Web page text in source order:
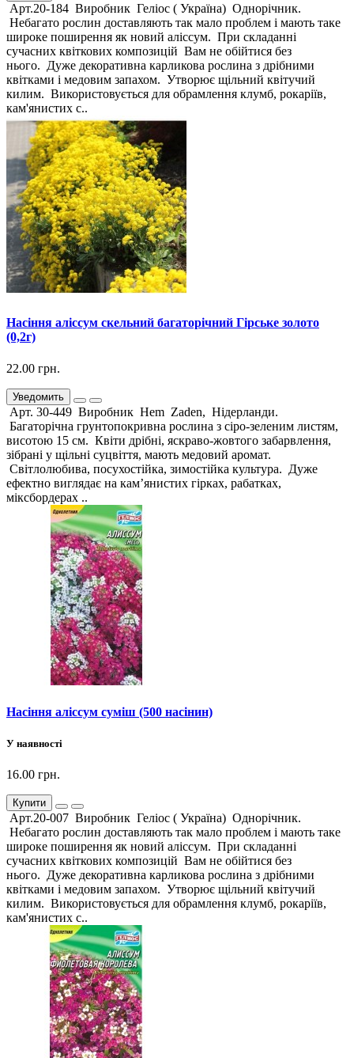
Арт.20-184 Виробник Геліос ( Україна) Однорічник.
Небагато рослин доставляють так мало проблем і мають таке
широке поширення як новий аліссум. При складанні
сучасних квіткових композицій Вам не обійтися без
нього. Дуже декоративна карликова рослина з дрібними
квітками і медовим запахом. Утворює щільний квітучий
килим. Використовується для обрамлення клумб, рокаріїв,
кам'янистих с..
Насіння аліссум скельний багаторічний Гірське золото
(0,2г)
22.00 грн.
Уведомить
Арт. 30-449 Виробник Hem Zaden, Нідерланди.
Багаторічна грунтопокривна рослина з сіро-зеленим листям,
висотою 15 см. Квіти дрібні, яскраво-жовтого забарвлення,
зібрані у щільні суцвіття, мають медовий аромат.
Світлолюбива, посухостійка, зимостійка культура. Дуже
ефектно виглядає на кам’янистих гірках, рабатках,
міксбордерах ..
Насіння аліссум суміш (500 насінин)
У наявності
16.00 грн.
Купити
Арт.20-007 Виробник Геліос ( Україна) Однорічник.
Небагато рослин доставляють так мало проблем і мають таке
широке поширення як новий аліссум. При складанні
сучасних квіткових композицій Вам не обійтися без
нього. Дуже декоративна карликова рослина з дрібними
квітками і медовим запахом. Утворює щільний квітучий
килим. Використовується для обрамлення клумб, рокаріїв,
кам'янистих с..